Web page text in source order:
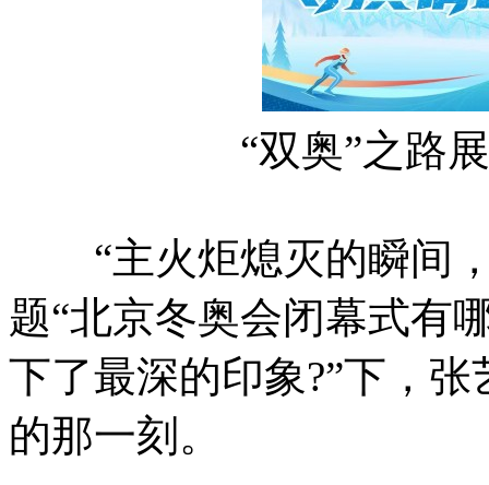
“双奥”之路
“主火炬熄灭的瞬间，
题“北京冬奥会闭幕式有
下了最深的印象?”下，
的那一刻。